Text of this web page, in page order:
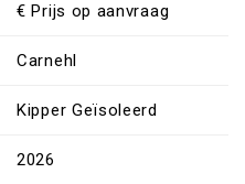
€ Prijs op aanvraag
Carnehl
Kipper Geïsoleerd
2026